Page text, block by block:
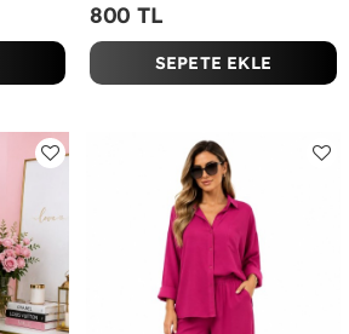
800 TL
SEPETE EKLE